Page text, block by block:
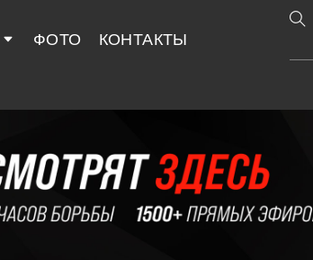
ФОТО КОНТАКТЫ